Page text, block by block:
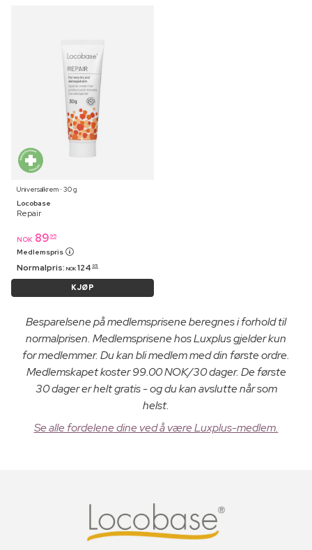
Universalkrem ⋅ 30 g
Locobase
Repair
NOK 89 95
Medlemspris
Normalpris: NOK 124 95
KJØP
Besparelsene på medlemsprisene beregnes i forhold til
normalprisen. Medlemsprisene hos Luxplus gjelder kun
for medlemmer. Du kan bli medlem med din første ordre.
Medlemskapet koster 99.00 NOK/30 dager. De første
30 dager er helt gratis - og du kan avslutte når som
helst.
Se alle fordelene dine ved å være Luxplus-medlem.